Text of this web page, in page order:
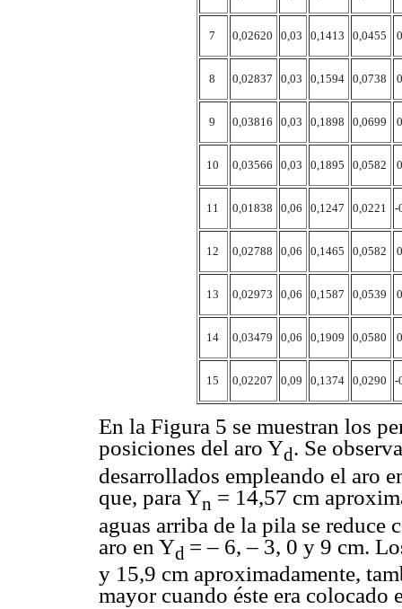
7 0,02620 0,03 0,1413 0,0455
8 0,02837 0,03 0,1594 0,0738
9 0,03816 0,03 0,1898 0,0699
10 0,03566 0,03 0,1895 0,0582
11 0,01838 0,06 0,1247 0,0221 -
12 0,02788 0,06 0,1465 0,0582
13 0,02973 0,06 0,1587 0,0539
14 0,03479 0,06 0,1909 0,0580
15 0,02207 0,09 0,1374 0,0290 -
En la Figura 5 se muestran los
posiciones del aro Yd. Se
desarrollados empleando el aro
que, para Yn = 14,57 cm
aguas arriba de la pila se
aro en Yd = – 6, – 3, 0 y 9 cm.
y 15,9 cm aproximadamente,
mayor cuando éste era colocado